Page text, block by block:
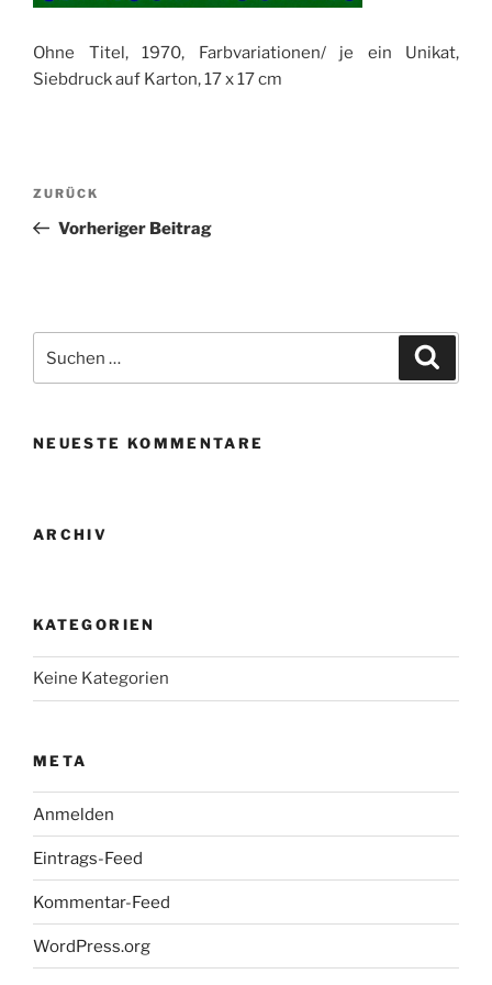
Ohne Titel, 1970, Farbvariationen/ je ein Unikat,
Siebdruck auf Karton, 17 x 17 cm
Beitragsnavigation
Vorheriger
Beitrag
ZURÜCK
Vorheriger Beitrag
nach:
NEUESTE KOMMENTARE
ARCHIV
KATEGORIEN
Keine Kategorien
META
Anmelden
Eintrags-Feed
Kommentar-Feed
WordPress.org